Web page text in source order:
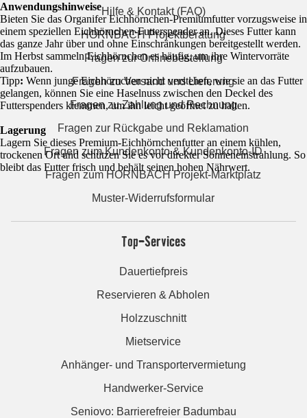
Anwendungshinweise
Bieten Sie das Organifer Eichhörnchen-Premiumfutter vorzugsweise in
einem speziellen Eichhörnchen-Futterspender an. Dieses Futter kann
das ganze Jahr über und ohne Einschränkungen bereitgestellt werden.
Im Herbst sammeln Eichhörnchen es häufig, um ihre Wintervorräte
aufzubauen.
Tipp: Wenn junge Eichhörnchen nicht verstehen, wie sie an das Futter
gelangen, können Sie eine Haselnuss zwischen den Deckel des
Futterspenders klemmen, um ihn leicht geöffnet zu halten.
Lagerung
Lagern Sie dieses Premium-Eichhörnchenfutter an einem kühlen,
trockenen Ort und schützen Sie es vor direkter Sonneneinstrahlung. So
bleibt das Futter frisch und behält seinen hohen Nährwert.
Hilfe & Kontakt (FAQ)
HORNBACH Projektberatung
Fragen zur Onlinebestellung
Fragen zu Versand und Lieferung
Fragen zu Zahlung und Rechnung
Fragen zur Rückgabe und Reklamation
Fragen zum Kundenkonto & Kundenkonto-ID
Fragen zum HORNBACH Projekt-Marktplatz
Muster-Widerrufsformular
Top-Services
Dauertiefpreis
Reservieren & Abholen
Holzzuschnitt
Mietservice
Anhänger- und Transportervermietung
Handwerker-Service
Seniovo: Barrierefreier Badumbau